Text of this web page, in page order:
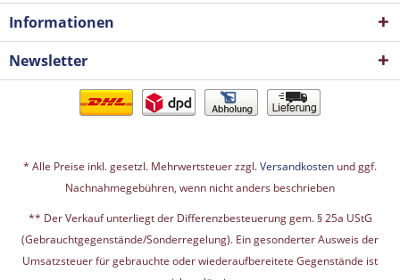
Informationen
Newsletter
* Alle Preise inkl. gesetzl. Mehrwertsteuer zzgl.Versandkosten und ggf.
Nachnahmegebühren, wenn nicht anders beschrieben
** Der Verkauf unterliegt der Differenzbesteuerung gem. § 25a UStG
(Gebrauchtgegenstände/Sonderregelung). Ein gesonderter Ausweis der
Umsatzsteuer für gebrauchte oder wiederaufbereitete Gegenstände ist